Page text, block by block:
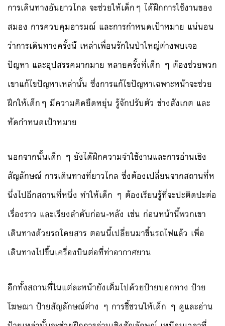
การเดินทางอันยาวไกล จะช่วยให้เด็กๆ ได้ฝึกการใช้งานของ
สมอง การควบคุมอารมณ์ และการกำหนดเป้าหมาย แน่นอน
ว่าการเดินทางครั้งนี ้ เหล่าเพื่อนรักในป่าใหญ่ต่างพบเจอ
ปัญหา และอุปสรรคมากมาย หลายครั้งที่เด็ก ๆ ต้องช่วยพวก
เขาแก้ไขปัญหาเหล่านั้น ซึ่งการแก้ไขปัญหาเฉพาะหน้าจะช่วย
ฝึกให้เด็กๆ มีความคิดยืดหยุ่น รู้จักปรับตัว ช่างสังเกต และ
หัดกำหนดเป้าหมาย
นอกจากนั้นเด็ก ๆ ยังได้ฝึกความจำใช้งานและการอ่านเชิง
สัญลักษณ์ การเดินทางที่ยาวไกล ซึ่งต้องเปลี่ยนจากสถานที่ห
นึ่งไปอีกสถานที่หนึ่ง ทำให้เด็ก ๆ ต้องเรียนรู้ที่จะปะติดปะต่อ
เรื่องราว และเรียงลำดับก่อน-หลัง เช่น ก่อนหน้านี้พวกเขา
เดินทางด้วยรถโดยสาร ตอนนี้เปลี่ยนมาขึ้นรถไฟแล้ว เพื่อ
เดินทางไปขึ้นเครื่องบินต่อที่ท่าอากาศยาน
อีกทั้งสถานที่ในแต่ละหน้ายังเต็มไปด้วยป้ายบอกทาง ป้าย
โฆษณา ป้ายสัญลักษณ์ต่าง ๆ การชี้ชวนให้เด็ก ๆ ดูและอ่าน